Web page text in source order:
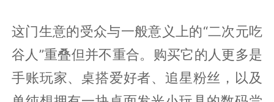
这门生意的受众与一般意义上的“二次元吃
谷人”重叠但并不重合。购买它的人更多是
手账玩家、桌搭爱好者、追星粉丝，以及